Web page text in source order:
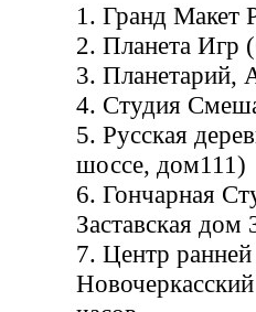
1. Гранд Макет
2. Планета Игр
3. Планетарий,
4. Студия
5. Русская
шоссе, дом111)
6. Гончарная
Заставская
7. Центр